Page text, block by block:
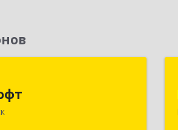
630091, Новосибирская обл,
г, Крылова ул, дом № 31